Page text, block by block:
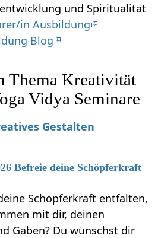
und Spiritualität
in Ausbildung
Blog
Thema Kreativität
Vidya Seminare
Gestalten
Befreie deine Schöpferkraft
Schöpferkraft entfalten,
mit dir, deinen
Gaben? Du wünschst dir